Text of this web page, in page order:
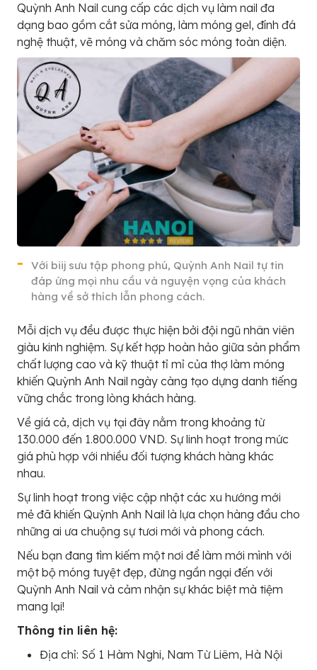
Quỳnh Anh Nail cung cấp các dịch vụ làm nail đa
dạng bao gồm cắt sửa móng, làm móng gel, đính đá
nghệ thuật, vẽ móng và chăm sóc móng toàn diện.
Với biij sưu tập phong phú, Quỳnh Anh Nail tự tin
đáp ứng mọi nhu cầu và nguyện vọng của khách
hàng về sở thích lẫn phong cách.
Mỗi dịch vụ đều được thực hiện bởi đội ngũ nhân viên
giàu kinh nghiệm. Sự kết hợp hoàn hảo giữa sản phẩm
chất lượng cao và kỹ thuật tỉ mỉ của thợ làm móng
khiến Quỳnh Anh Nail ngày càng tạo dựng danh tiếng
vững chắc trong lòng khách hàng.
Về giá cả, dịch vụ tại đây nằm trong khoảng từ
130.000 đến 1.800.000 VND. Sự linh hoạt trong mức
giá phù hợp với nhiều đối tượng khách hàng khác
nhau.
Sự linh hoạt trong việc cập nhật các xu hướng mới
mẻ đã khiến Quỳnh Anh Nail là lựa chọn hàng đầu cho
những ai ưa chuộng sự tươi mới và phong cách.
Nếu bạn đang tìm kiếm một nơi để làm mới mình với
một bộ móng tuyệt đẹp, đừng ngần ngại đến với
Quỳnh Anh Nail và cảm nhận sự khác biệt mà tiệm
mang lại!
Thông tin liên hệ:
Địa chỉ: Số 1 Hàm Nghi, Nam Từ Liêm, Hà Nội